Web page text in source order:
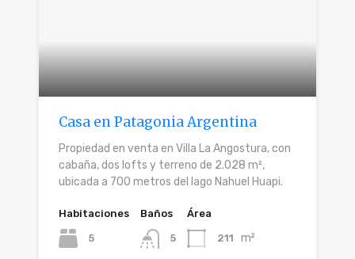
Casa en Patagonia Argentina
Propiedad en venta en Villa La Angostura, con
cabaña, dos lofts y terreno de 2.028 m²,
ubicada a 700 metros del lago Nahuel Huapi.
Habitaciones
5
Baños
5
Área
211 m²